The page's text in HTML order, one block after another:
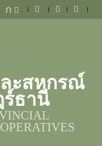
ก
ะสหกรณ์
ธานี